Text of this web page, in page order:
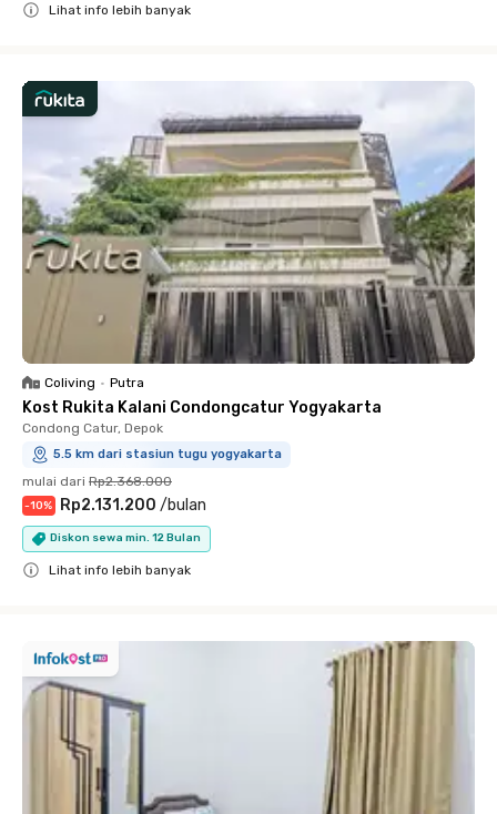
Lihat info lebih banyak
Coliving • Putra
Kost Rukita Kalani Condongcatur Yogyakarta
Condong Catur, Depok
5.5 km dari stasiun tugu yogyakarta
mulai dari Rp2.368.000
-10% Rp2.131.200 /bulan
Diskon sewa min. 12 Bulan
Lihat info lebih banyak